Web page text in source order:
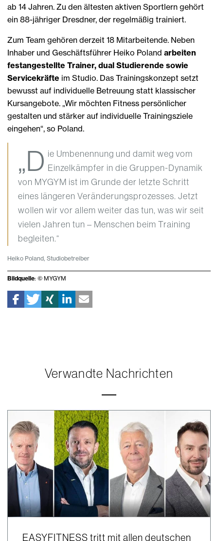
ab 14 Jahren. Zu den ältesten aktiven Sportlern gehört
ein 88-jähriger Dresdner, der regelmäßig trainiert.
Zum Team gehören derzeit 18 Mitarbeitende. Neben
Inhaber und Geschäftsführer Heiko Poland arbeiten
festangestellte Trainer, dual Studierende sowie
Servicekräfte im Studio. Das Trainingskonzept setzt
bewusst auf individuelle Betreuung statt klassischer
Kursangebote. „Wir möchten Fitness persönlicher
gestalten und stärker auf individuelle Trainingsziele
eingehen“, so Poland.
„D ie Umbenennung und damit weg vom
Einzelkämpfer in die Gruppen-Dynamik
von MYGYM ist im Grunde der letzte Schritt
eines längeren Veränderungsprozesses. Jetzt
wollen wir vor allem weiter das tun, was wir seit
vielen Jahren tun – Menschen beim Training
begleiten.“
Heiko Poland, Studiobetreiber
Bildquelle: © MYGYM
Verwandte Nachrichten
EASYFITNESS tritt mit allen deutschen